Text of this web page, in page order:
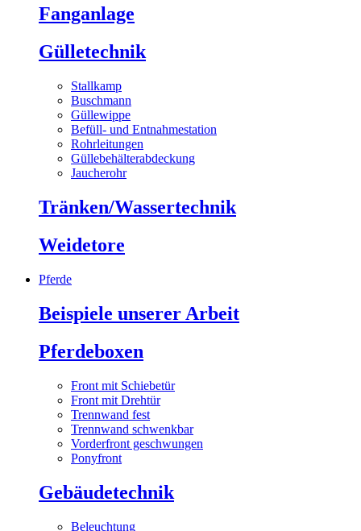
Fanganlage
Gülletechnik
Stallkamp
Buschmann
Güllewippe
Befüll- und Entnahmestation
Rohrleitungen
Güllebehälterabdeckung
Jaucherohr
Tränken/Wassertechnik
Weidetore
Pferde
Beispiele unserer Arbeit
Pferdeboxen
Front mit Schiebetür
Front mit Drehtür
Trennwand fest
Trennwand schwenkbar
Vorderfront geschwungen
Ponyfront
Gebäudetechnik
Beleuchtung